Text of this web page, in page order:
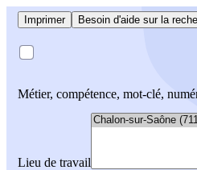
Imprimer Besoin d'aide sur la
Métier, compétence, mot-clé,
Lieu de travail